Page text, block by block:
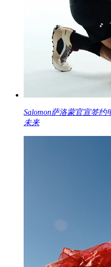
Salomon萨洛蒙官宣签
未来